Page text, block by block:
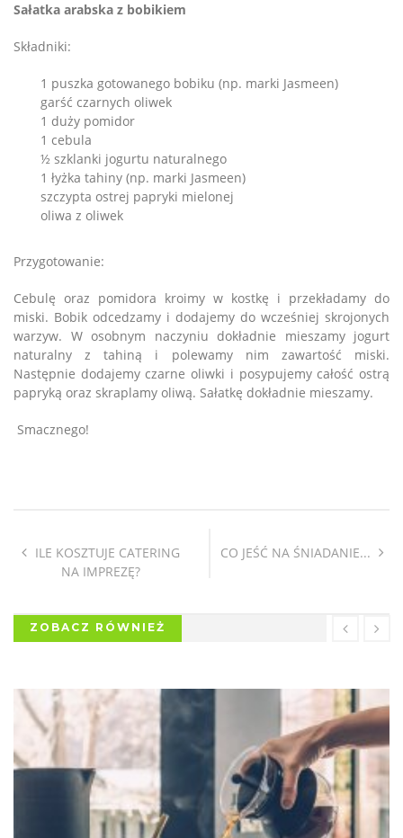
Sałatka arabska z bobikiem
Składniki:
1 puszka gotowanego bobiku (np. marki Jasmeen)
garść czarnych oliwek
1 duży pomidor
1 cebula
½ szklanki jogurtu naturalnego
1 łyżka tahiny (np. marki Jasmeen)
szczypta ostrej papryki mielonej
oliwa z oliwek
Przygotowanie:
Cebulę oraz pomidora kroimy w kostkę i przekładamy do
miski. Bobik odcedzamy i dodajemy do wcześniej skrojonych
warzyw. W osobnym naczyniu dokładnie mieszamy jogurt
naturalny z tahiną i polewamy nim zawartość miski.
Następnie dodajemy czarne oliwki i posypujemy całość ostrą
papryką oraz skraplamy oliwą. Sałatkę dokładnie mieszamy.
Smacznego!
ILE KOSZTUJE CATERING
NA IMPREZĘ?
CO JEŚĆ NA ŚNIADANIE...
ZOBACZ RÓWNIEŻ